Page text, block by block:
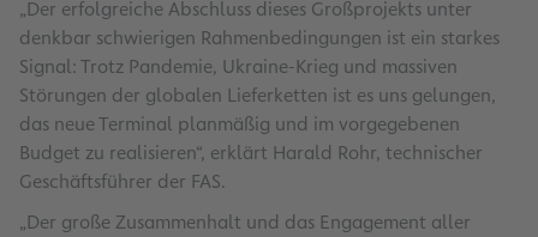
„Der erfolgreiche Abschluss dieses Großprojekts unter
denkbar schwierigen Rahmenbedingungen ist ein starkes
Signal: Trotz Pandemie, Ukraine-Krieg und massiven
Störungen der globalen Lieferketten ist es uns gelungen,
das neue Terminal planmäßig und im vorgegebenen
Budget zu realisieren“, erklärt Harald Rohr, technischer
Geschäftsführer der FAS.
„Der große Zusammenhalt und das Engagement aller